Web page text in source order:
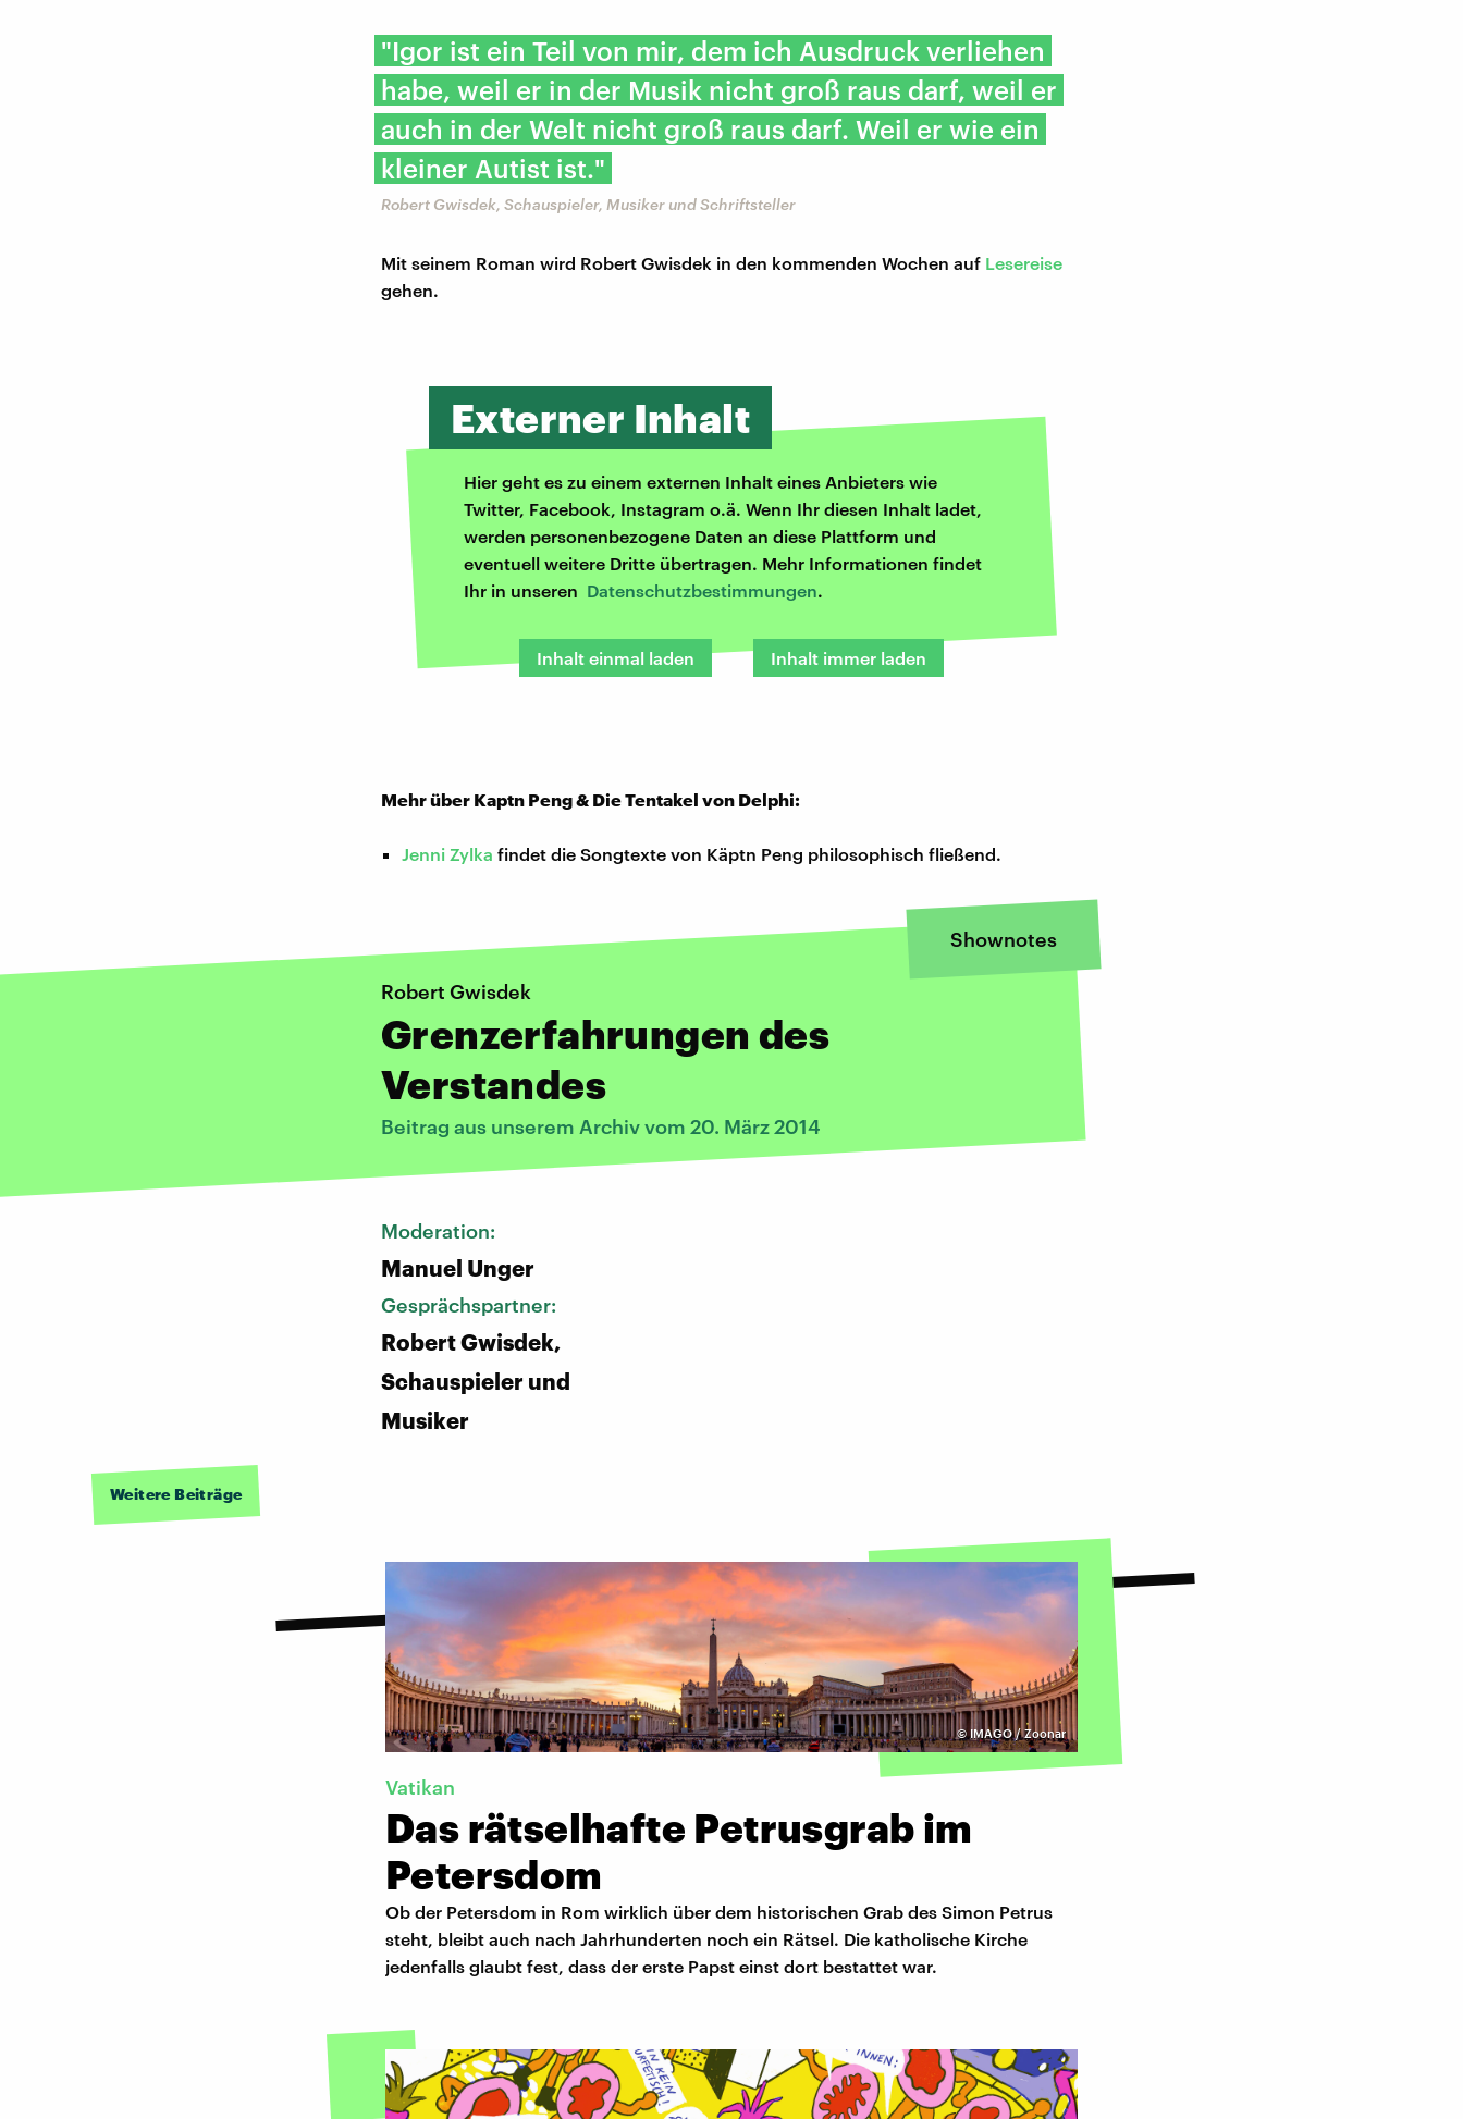
"Igor ist ein Teil von mir, dem ich Ausdruck verliehen
habe, weil er in der Musik nicht groß raus darf, weil er
auch in der Welt nicht groß raus darf. Weil er wie ein
kleiner Autist ist."
Robert Gwisdek, Schauspieler, Musiker und Schriftsteller
Mit seinem Roman wird Robert Gwisdek in den kommenden Wochen auf Lesereise
gehen.
Externer Inhalt
Hier geht es zu einem externen Inhalt eines Anbieters wie
Twitter, Facebook, Instagram o.ä. Wenn Ihr diesen Inhalt ladet,
werden personenbezogene Daten an diese Plattform und
eventuell weitere Dritte übertragen. Mehr Informationen findet
Ihr in unseren Datenschutzbestimmungen.
Inhalt einmal laden Inhalt immer laden
Mehr über Kaptn Peng & Die Tentakel von Delphi:
Jenni Zylka findet die Songtexte von Käptn Peng philosophisch fließend.
Shownotes
Robert Gwisdek
Grenzerfahrungen des
Verstandes
Beitrag aus unserem Archiv vom 20. März 2014
Moderation:
Manuel Unger
Gesprächspartner:
Robert Gwisdek,
Schauspieler und
Musiker
Weitere Beiträge
©IMAGO / Zoonar
Vatikan
Das rätselhafte Petrusgrab im
Petersdom
Ob der Petersdom in Rom wirklich über dem historischen Grab des Simon Petrus
steht, bleibt auch nach Jahrhunderten noch ein Rätsel. Die katholische Kirche
jedenfalls glaubt fest, dass der erste Papst einst dort bestattet war.